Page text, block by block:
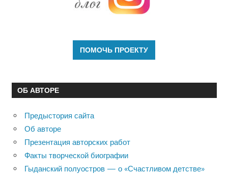
ОБ АВТОРЕ
Предыстория сайта
Об авторе
Презентация авторских работ
Факты творческой биографии
Гыданский полуостров — о «Счастливом детстве»